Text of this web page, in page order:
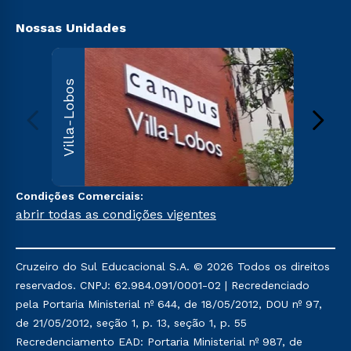
Nossas Unidades
Villa-Lobos
Paulo,
Condições Comerciais:
abrir todas as condições vigentes
Cruzeiro do Sul Educacional S.A. © 2026 Todos os direitos
reservados. CNPJ: 62.984.091/0001-02 | Recredenciado
pela Portaria Ministerial nº 644, de 18/05/2012, DOU nº 97,
de 21/05/2012, seção 1, p. 13, seção 1, p. 55
Recredenciamento EAD: Portaria Ministerial nº 987, de